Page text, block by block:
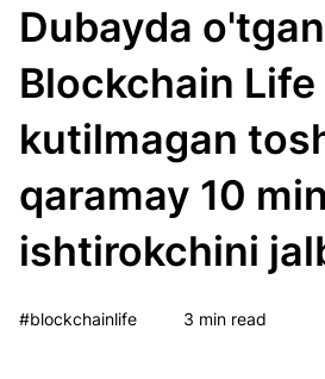
Dubayda o'tgan
Blockchain
kutilmagan
qaramay 10
ishtirokchini
#blockchainlife 3 min read